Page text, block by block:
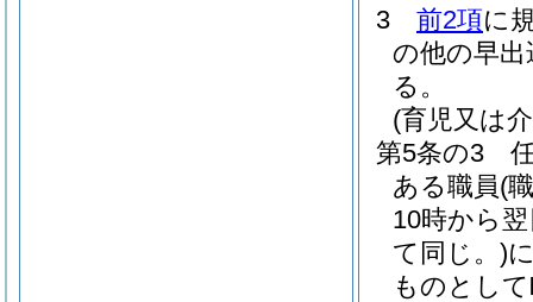
3
前2項に
の他の早
る。
(育児又は
第5条の3
ある職員(
10時から
て同じ。)
ものとし